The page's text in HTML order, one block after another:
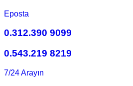
Eposta
0.312.390 9099
0.543.219 8219
7/24 Arayın